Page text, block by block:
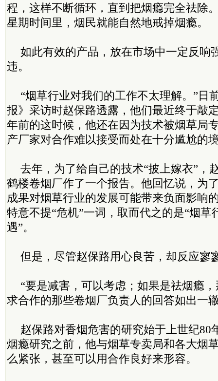
程，这样不断循环，直到把烟瘾完全祛除
星期时间里，烟民就能自然地戒掉烟瘾。
如此有效的产品，放在市场中一定反响
违。
“烟草行业对我们的工作不太理解。”日
报》采访时赵保路透露，他们最近终于敲
年前的这时候，他还在因为技术被烟草局
产厂家对合作难以接受而处在十分尴尬的
去年，为了给自己的技术“披上嫁衣”，
鹤楼卷烟厂作了一个报告。他回忆说，为
成果对烟草行业的发展可能带来负面影响
特意不提“危机”一词，取而代之的是“烟草
遇”。
但是，尽管赵保路用心良苦，却反应寥
“要是减害，可以考虑；如果是祛烟瘾
求合作的那些卷烟厂负责人的回答如出一
赵保路对香烟危害的研究始于上世纪80
烟瘾研究之前，他与烟草专卖局和各大烟
么紧张，甚至可以用合作良好来形容。